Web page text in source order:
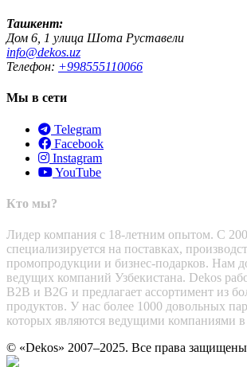
Ташкент:
Дом 6, 1 улица Шота Руставели
info@dekos.uz
Телефон: +998555110066
Мы в сети
Telegram
Facebook
Instagram
YouTube
Кто мы?
Лидер компания с 18-летним опытом. С
специализируется на поставках,
промопродукции и бизнес-подарков. Нам
ведущих компаний Узбекистана. Dekos
B2B и B2G и предлагает ассортимент из
продуктов. У нас более 1000 довольных
которых являются ведущими компаниями в
© «Dekos» 2007–2025. Все права защищены